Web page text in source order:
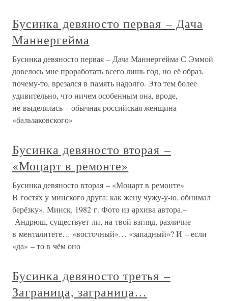
Бусинка девяносто первая – Дача
Маннергейма
Бусинка девяносто первая – Дача Маннергейма С Эммой
довелось мне проработать всего лишь год, но её образ,
почему-то, врезался в память надолго. Это тем более
удивительно, что ничем особенным она, вроде,
не выделялась – обычная российская женщина
«бальзаковского»
Бусинка девяносто вторая –
«Моцарт в ремонте»
Бусинка девяносто вторая – «Моцарт в ремонте»
В гостях у минского друга: как жену чужу-у-ю, обнимал
берёзку». Минск, 1982 г. Фото из архива автора.–
Андрюш, существует ли, на твой взгляд, различие
в менталитете… «восточный»… «западный»? И – если
«да» – то в чём оно
Бусинка девяносто третья –
Заграница, заграница…